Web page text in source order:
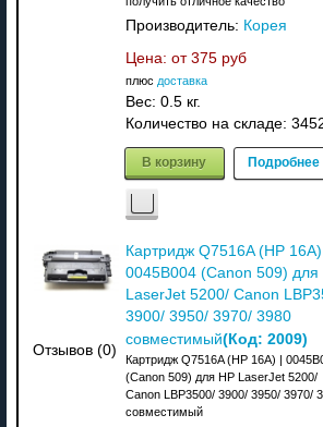
Производитель: Корея
Цена: от 375 руб
плюс доставка
Вес: 0.5 кг.
Количество на складе:
В корзину Подробнее
Отзывов (0)
Картридж Q7516A (HP 16A) |
0045B004 (Canon 509) для
LaserJet 5200/ Canon
3900/ 3950/ 3970/ 3980
совместимый(Код: 2009)
Картридж Q7516A (HP 16A) |
(Canon 509) для HP LaserJet 5200/
Canon LBP3500/ 3900/ 3950/ 3970/
совместимый